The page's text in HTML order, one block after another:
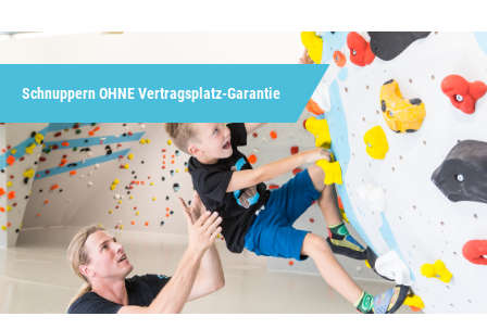
Schnuppern OHNE Vertragsplatz-Garantie